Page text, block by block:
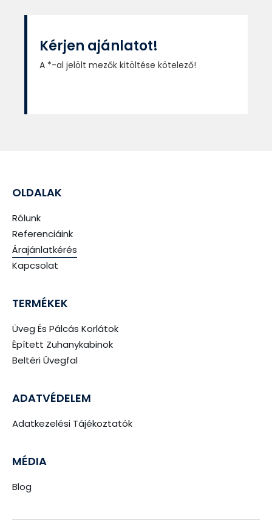
Kérjen ajánlatot!
A *-al jelölt mezők kitöltése kötelező!
OLDALAK
Rólunk
Referenciáink
Árajánlatkérés
Kapcsolat
TERMÉKEK
Üveg És Pálcás Korlátok
Épített Zuhanykabinok
Beltéri Üvegfal
ADATVÉDELEM
Adatkezelési Tájékoztatók
MÉDIA
Blog